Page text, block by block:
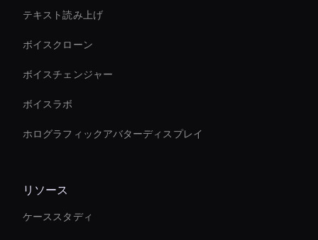
テキスト読み上げ
ボイスクローン
ボイスチェンジャー
ボイスラボ
ホログラフィックアバターディスプレイ
リソース
ケーススタディ